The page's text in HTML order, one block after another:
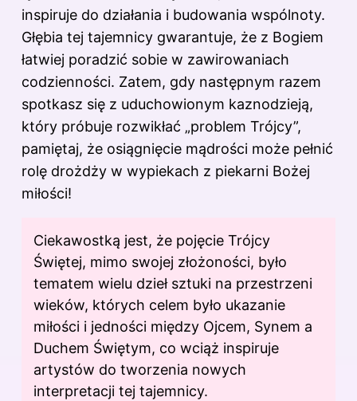
inspiruje do działania i budowania wspólnoty.
Głębia tej tajemnicy gwarantuje, że z Bogiem
łatwiej poradzić sobie w zawirowaniach
codzienności. Zatem, gdy następnym razem
spotkasz się z uduchowionym kaznodzieją,
który próbuje rozwikłać „problem Trójcy”,
pamiętaj, że osiągnięcie mądrości może pełnić
rolę drożdży w wypiekach z piekarni Bożej
miłości!
Ciekawostką jest, że pojęcie Trójcy
Świętej, mimo swojej złożoności, było
tematem wielu dzieł sztuki na przestrzeni
wieków, których celem było ukazanie
miłości i jedności między Ojcem, Synem a
Duchem Świętym, co wciąż inspiruje
artystów do tworzenia nowych
interpretacji tej tajemnicy.